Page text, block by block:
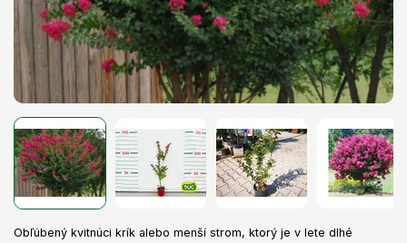
Obľúbený kvitnúci krík alebo menší strom, ktorý je v lete dlhé